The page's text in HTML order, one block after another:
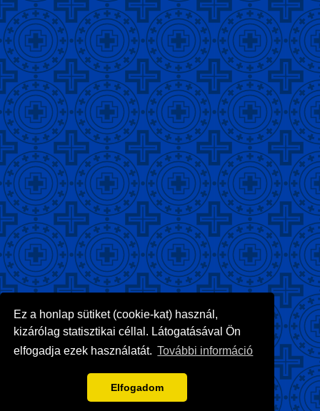
Ez a honlap sütiket (cookie-kat) használ,
kizárólag statisztikai céllal. Látogatásával Ön
elfogadja ezek használatát. További információ
Elfogadom